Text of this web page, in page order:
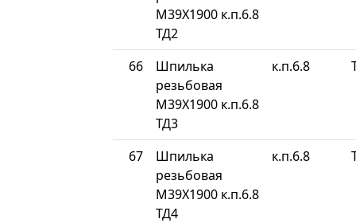
М39Х1900 к.п.6.8
ТД2
66
Шпилька
резьбовая
М39Х1900 к.п.6.8
ТД3
к.п.6.8
67
Шпилька
резьбовая
М39Х1900 к.п.6.8
ТД4
к.п.6.8